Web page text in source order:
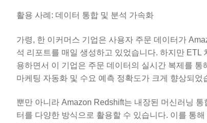
활용 사례: 데이터 통합 및 분석 가속화
가령, 한 이커머스 기업은 사용자 주문 데이터가
석 리포트를 매일 생성하고 있었습니다. 하지만
용하면서 이 기업은 주문 데이터의 실시간 복제를
마케팅 자동화 및 수요 예측 정확도가 크게 향상되었
뿐만 아니라 Amazon Redshift는 내장된 머신러닝
터를 다양한 방식으로 활용할 수 있습니다. 이를 통